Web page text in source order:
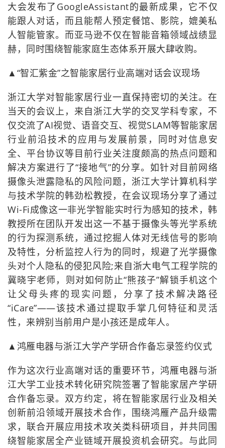
大会发布了GoogleAssistant的最新成果，它不仅
能跟人对话，而且能帮人预定餐馆、影院，媲美私
人智能管家。而亚马逊不仅在智能音箱领域战绩显
赫，同时围绕智能家庭生态体系开展大肆收购。
▲“智汇紫金”之智能家居行业高端对话会议现场
浙江大学对智能家居行业一直保持密切的关注。在
当天的会议上，来自浙江大学的交叉学科专家，不
仅交流了AI视觉、语音交互、视觉SLAM等智能家居
行业前沿技术的应用与发展前景，同时对信息安
全、平台协议等目前行业关注度颇高的热点问题和
解决方案进行了“接地气”的分享。如针对目前网络
摄像头泄露隐私的风险问题，浙江大学计算机科学
与技术学院的韩劲松教授，在会议现场分享了通过
Wi-Fi成像这一非光学智能实时行为感知的技术，韩
教授所在团队开发出这一不基于摄像头等光学系统
的行为探测系统，通过挖掘人体对无线信号的影响
及特性，分析监控人行为的同时，规避了光学摄像
头对个人隐私的侵犯风险;来自浙大电气工程学院的
冀晓宇老师，则对如何防止“熊孩子”解锁手机这个
让父母头疼的现实问题，分享了技术解决路径
“iCare”——该技术通过提取手掌几何特征和灵活
性，来辨别当前用户是小孩还是成年人。
▲鸿雁电器与浙江大学产学研合作备忘录签约仪式
作为这次行业高端对话的重要环节，鸿雁电器与浙
江大学工业技术转化研究院签署了智能家居产学研
合作备忘录。双方约定，将在智能家居行业及相关
创新前沿领域开展技术合作，围绕鸿雁产品升级需
求，联合开展应用技术攻关类科研项目，并共同围
绕智能家居全产业链域开展投资机会研究。与此同